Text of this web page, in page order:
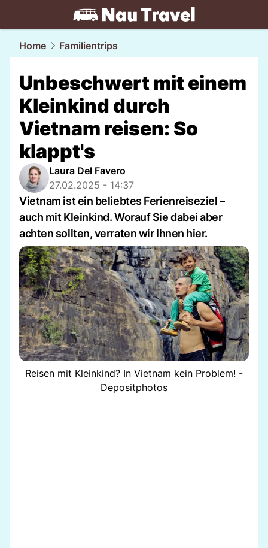
travel.NAU.ch
Home Familientrips
Unbeschwert mit einem
Kleinkind durch
Vietnam reisen: So
klappt's
Laura Del Favero
27.02.2025 - 14:37
Vietnam ist ein beliebtes Ferienreiseziel –
auch mit Kleinkind. Worauf Sie dabei aber
achten sollten, verraten wir Ihnen hier.
Reisen mit Kleinkind? In Vietnam kein Problem! -
Depositphotos